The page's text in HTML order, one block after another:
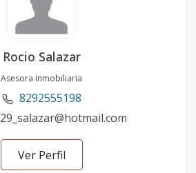
Rocio Salazar
Asesora Inmobiliaria
8292555198
Ver Perfil